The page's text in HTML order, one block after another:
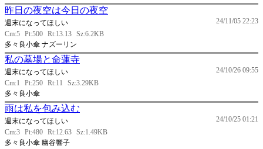
昨日の夜空は今日の夜空
24/11/05 22:23
週末になってほしい
Cm:5 Pt:500 Rt:13.13 Sz:6.2KB
多々良小傘 ナズーリン
私の墓場と命蓮寺
24/10/26 09:55
週末になってほしい
Cm:1
Pt:250 Rt:11
Sz:3.29KB
多々良小傘
雨は私を包み込む
24/10/25 01:21
週末になってほしい
Cm:3 Pt:480 Rt:12.63 Sz:1.49KB
多々良小傘 幽谷響子